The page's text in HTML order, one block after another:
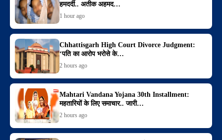
हमदर्दी.. अतीक अहमद…
1 hour ago
Chhattisgarh High Court Divorce Judgment:
‘पति का आरोप भरोसे के…
2 hours ago
Mahtari Vandana Yojana 30th Installment:
महतारियों के लिए समाचार.. जारी…
2 hours ago